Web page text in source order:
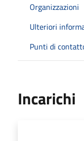
Organizzazioni
Ulteriori
Punti di
Incarichi